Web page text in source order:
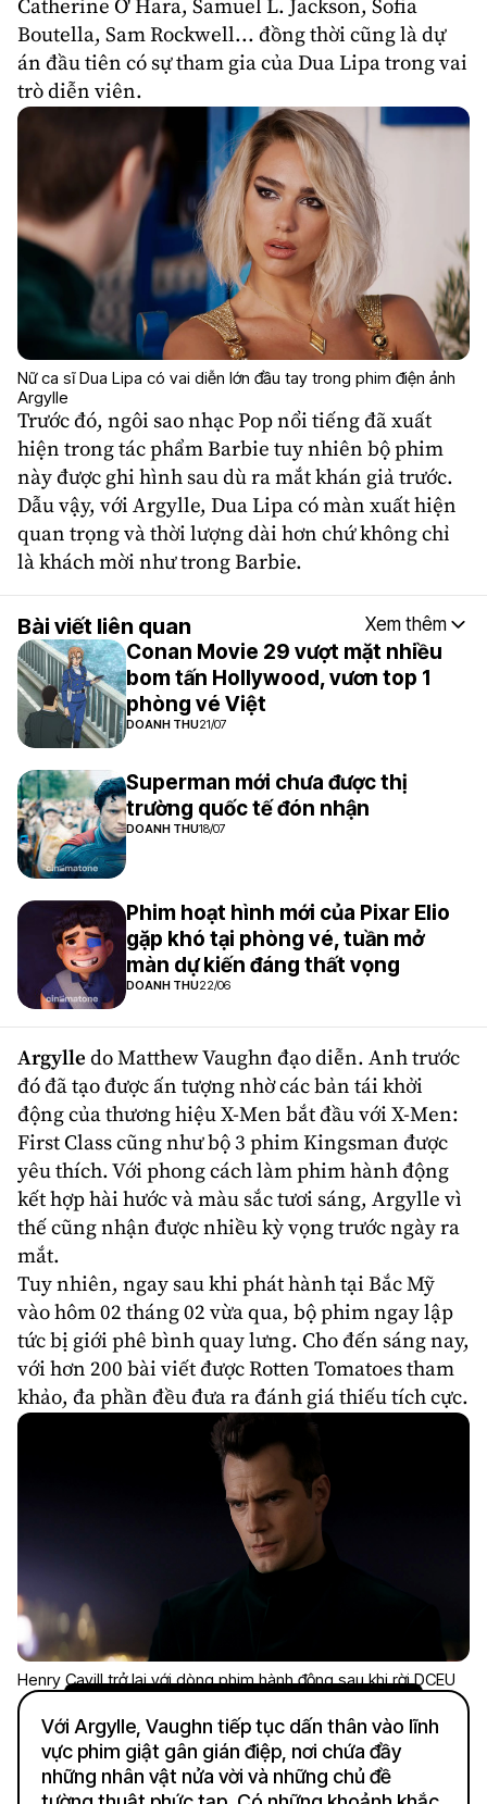
Catherine O' Hara, Samuel L. Jackson, Sofia
Boutella, Sam Rockwell... đồng thời cũng là dự
án đầu tiên có sự tham gia củaDua Lipatrong vai
trò diễn viên.
Nữ ca sĩ Dua Lipa có vai diễn lớn đầu tay trong phim điện ảnh
Argylle
Trước đó, ngôi sao nhạc Pop nổi tiếng đã xuất
hiện trong tác phẩm Barbie tuy nhiên bộ phim
này được ghi hình sau dù ra mắt khán giả trước.
Dẫu vậy, với Argylle, Dua Lipa có màn xuất hiện
quan trọng và thời lượng dài hơn chứ không chỉ
là khách mời như trong Barbie.
Bài viết liên quan Xem thêm
Conan Movie 29 vượt mặt nhiều
bom tấn Hollywood, vươn top 1
phòng vé Việt
DOANH THU21/07
Superman mới chưa được thị
trường quốc tế đón nhận
DOANH THU18/07
Phim hoạt hình mới của Pixar Elio
gặp khó tại phòng vé, tuần mở
màn dự kiến đáng thất vọng
DOANH THU22/06
Argylle doMatthew Vaughn đạo diễn. Anh trước
đó đã tạo được ấn tượng nhờ các bản tái khởi
động của thương hiệu X-Men bắt đầu với X-Men:
First Class cũng như bộ 3 phim Kingsman được
yêu thích. Với phong cách làm phim hành động
kết hợp hài hước và màu sắc tươi sáng, Argylle vì
thế cũng nhận được nhiều kỳ vọng trước ngày ra
mắt.
Tuy nhiên, ngay sau khi phát hành tại Bắc Mỹ
vào hôm 02 tháng 02 vừa qua, bộ phim ngay lập
tức bị giới phê bình quay lưng. Cho đến sáng nay,
với hơn 200 bài viết được Rotten Tomatoes tham
khảo, đa phần đều đưa ra đánh giá thiếu tích cực.
Henry Cavill trở lại với dòng phim hành động sau khi rời DCEU
Với Argylle, Vaughn tiếp tục dấn thân vào lĩnh
vực phim giật gân gián điệp, nơi chứa đầy
những nhân vật nửa vời và những chủ đề